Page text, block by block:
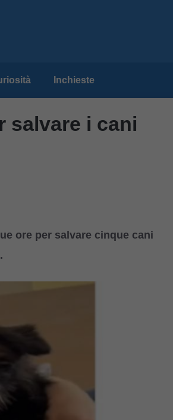
Inchieste
salvare i cani
ore per salvare cinque cani